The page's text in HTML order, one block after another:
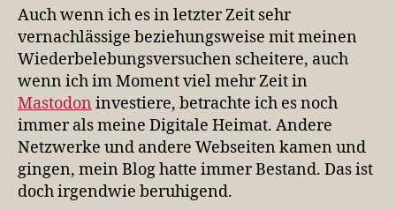
Auch wenn ich es in letzter Zeit sehr
vernachlässige beziehungsweise mit meinen
Wiederbelebungsversuchen scheitere, auch
wenn ich im Moment viel mehr Zeit in
Mastodon investiere, betrachte ich es noch
immer als meine Digitale Heimat. Andere
Netzwerke und andere Webseiten kamen und
gingen, mein Blog hatte immer Bestand. Das ist
doch irgendwie beruhigend.